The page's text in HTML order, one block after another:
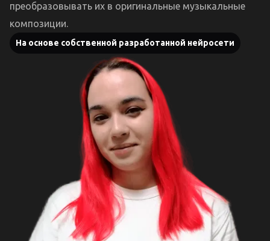
преобразовывать их в оригинальные музыкальные
композиции.
На основе собственной разработанной нейросети